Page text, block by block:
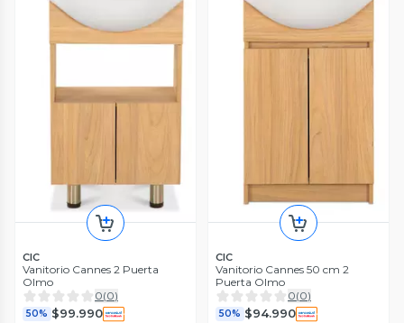
CIC
Vanitorio Cannes 2 Puerta
Olmo
0(0)
50% $99.990
CIC
Vanitorio Cannes 50 cm 2
Puerta Olmo
0(0)
50% $94.990